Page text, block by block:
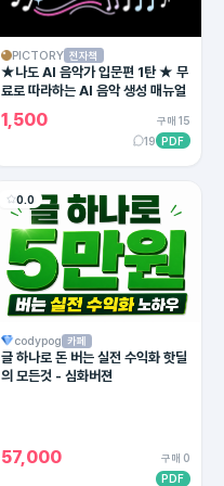
PICTORY 전자책
★나도 AI 음악가 입문편 1탄 ★ 무
료로 따라하는 AI 음악 생성 매뉴얼
1,500
구매 15
19 PDF
0.0
codypog 카페
글 하나로 돈 버는 실전 수익화 핫딜
의 모든것 - 심화버젼
57,000
구매 0
PDF